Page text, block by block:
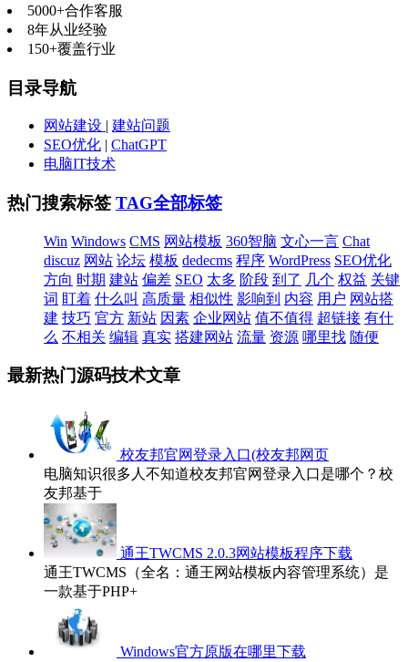
5000+合作客服
8年从业经验
150+覆盖行业
目录导航
网站建设 | 建站问题
SEO优化 | ChatGPT
电脑IT技术
热门搜索标签 TAG全部标签
Win Windows CMS 网站模板 360智脑 文心一言 Chat
discuz 网站 论坛 模板 dedecms 程序 WordPress SEO优化
方向 时期 建站 偏差 SEO 太多 阶段 到了 几个 权益 关键
词 盯着 什么叫 高质量 相似性 影响到 内容 用户 网站搭
建 技巧 官方 新站 因素 企业网站 值不值得 超链接 有什
么 不相关 编辑 真实 搭建网站 流量 资源 哪里找 随便
最新热门源码技术文章
校友邦官网登录入口(校友邦网页
电脑知识很多人不知道校友邦官网登录入口是哪个？校
友邦基于
通王TWCMS 2.0.3网站模板程序下载
通王TWCMS（全名：通王网站模板内容管理系统）是
一款基于PHP+
Windows官方原版在哪里下载